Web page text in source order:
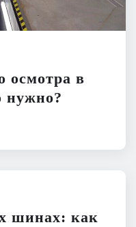
осмотра в
нужно?
шинах: как